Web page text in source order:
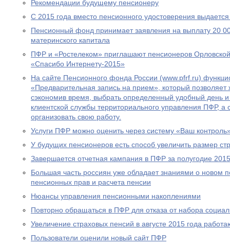
Рекомендации будущему пенсионеру
С 2015 года вместо пенсионного удостоверения выдается
Пенсионный фонд принимает заявления на выплату 20
материнского капитала
ПФР и «Ростелеком» приглашают пенсионеров Орловской
«Спасибо Интернету-2015»
На сайте Пенсионного фонда России (www.pfrf.ru)
«Предварительная запись на прием», который
сэкономив время, выбрать определенный удобный день
клиентской службы территориального управления ПФР,
организовать свою работу.
Услуги ПФР можно оценить через систему «Ваш
У будущих пенсионеров есть способ увеличить размер
Завершается отчетная кампания в ПФР за полугодие
Большая часть россиян уже обладает знаниями о новом
пенсионных прав и расчета пенсии
Нюансы управления пенсионными накоплениями
Повторно обращаться в ПФР для отказа от набора
Увеличение страховых пенсий в августе 2015 года
Пользователи оценили новый сайт ПФР